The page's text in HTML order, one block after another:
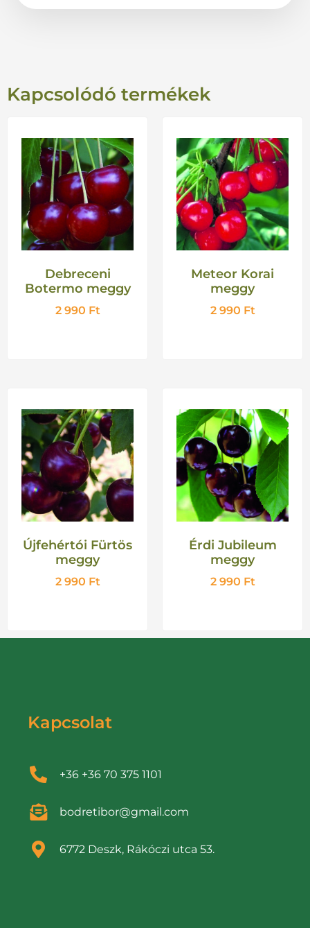
Kapcsolódó termékek
Debreceni
Botermo meggy
2 990 Ft
Meteor Korai
meggy
2 990 Ft
Újfehértói Fürtös
meggy
2 990 Ft
Érdi Jubileum
meggy
2 990 Ft
Kapcsolat
+36 +36 70 375 1101
bodretibor@gmail.com
6772 Deszk, Rákóczi utca 53.